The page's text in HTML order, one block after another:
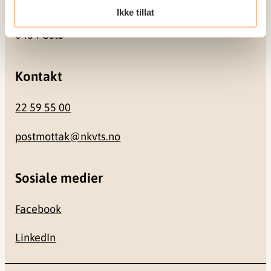
Ikke tillat
0484 Oslo
Kontakt
22 59 55 00
postmottak@nkvts.no
Sosiale medier
Facebook
LinkedIn